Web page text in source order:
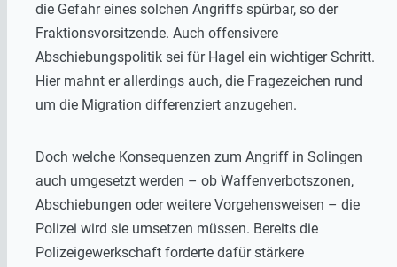
die Gefahr eines solchen Angriffs spürbar, so der
Fraktionsvorsitzende. Auch offensivere
Abschiebungspolitik sei für Hagel ein wichtiger Schritt.
Hier mahnt er allerdings auch, die Fragezeichen rund
um die Migration differenziert anzugehen.
Doch welche Konsequenzen zum Angriff in Solingen
auch umgesetzt werden – ob Waffenverbotszonen,
Abschiebungen oder weitere Vorgehensweisen – die
Polizei wird sie umsetzen müssen. Bereits die
Polizeigewerkschaft forderte dafür stärkere